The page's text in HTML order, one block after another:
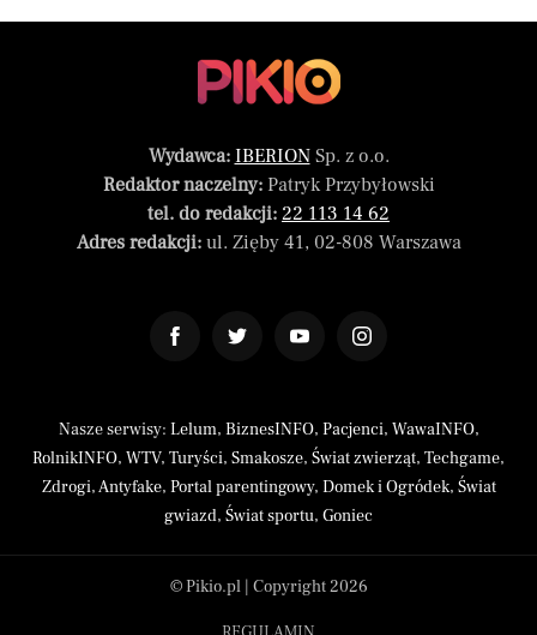
Wydawca: IBERIONSp. z o.o.
Redaktor naczelny:Patryk Przybyłowski
tel. do redakcji: 22 113 14 62
Adres redakcji:ul. Zięby 41, 02-808 Warszawa
Nasze serwisy: Lelum, BiznesINFO, Pacjenci, WawaINFO,
RolnikINFO, WTV, Turyści, Smakosze, Świat zwierząt, Techgame,
Zdrogi,Antyfake, Portal parentingowy, Domek i Ogródek, Świat
gwiazd, Świat sportu, Goniec
© Pikio.pl | Copyright 2026